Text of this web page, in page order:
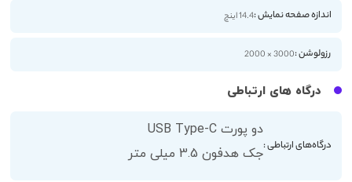
اندازه صفحه نمایش :14.4 اینچ
رزولوشن :3000 × 2000
درگاه های ارتباطی
درگاه‌های ارتباطی :
دو پورت USB Type-C
جک هدفون 3.5 میلی متر